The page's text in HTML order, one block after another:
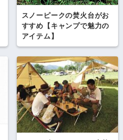
スノーピークの焚火台がお
すすめ【キャンプで魅力の
アイテム】